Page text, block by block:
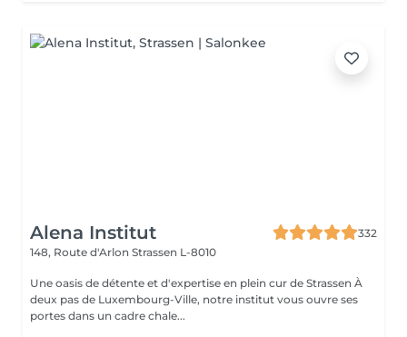
Alena Institut
332
148, Route d'Arlon Strassen L-8010
Une oasis de détente et d'expertise en plein cur de Strassen À
deux pas de Luxembourg-Ville, notre institut vous ouvre ses
portes dans un cadre chale...